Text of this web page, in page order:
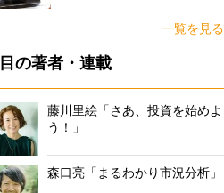
一覧を見る
の著者・連載
藤川里絵「さあ、投資を始めよ
う！」
森口亮「まるわかり市況分析」